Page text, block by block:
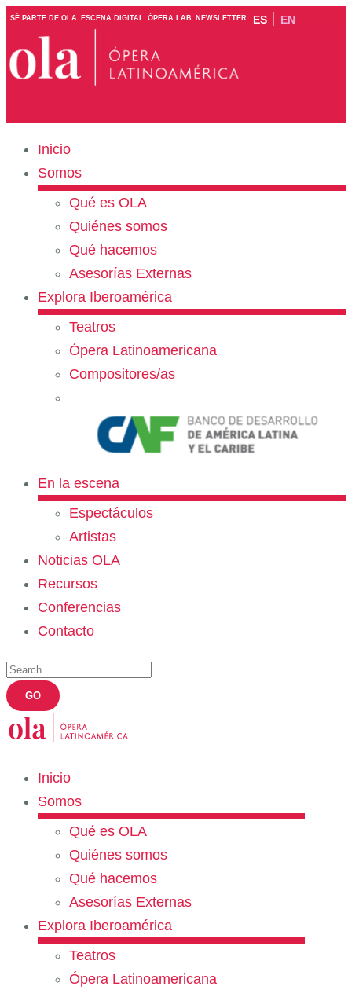
SÉ PARTE DE OLA ESCENA DIGITAL ÓPERA LAB NEWSLETTER ES EN
Inicio
Somos
Qué es OLA
Quiénes somos
Qué hacemos
Asesorías Externas
Explora Iberoamérica
Teatros
Ópera Latinoamericana
Compositores/as
En la escena
Espectáculos
Artistas
Noticias OLA
Recursos
Conferencias
Contacto
Inicio
Somos
Qué es OLA
Quiénes somos
Qué hacemos
Asesorías Externas
Explora Iberoamérica
Teatros
Ópera Latinoamericana